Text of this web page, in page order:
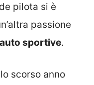
pilota si è
passione
auto sportive.
scorso anno